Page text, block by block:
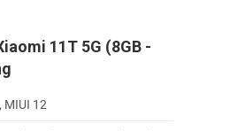
11T 5G (8GB -
MIUI 12